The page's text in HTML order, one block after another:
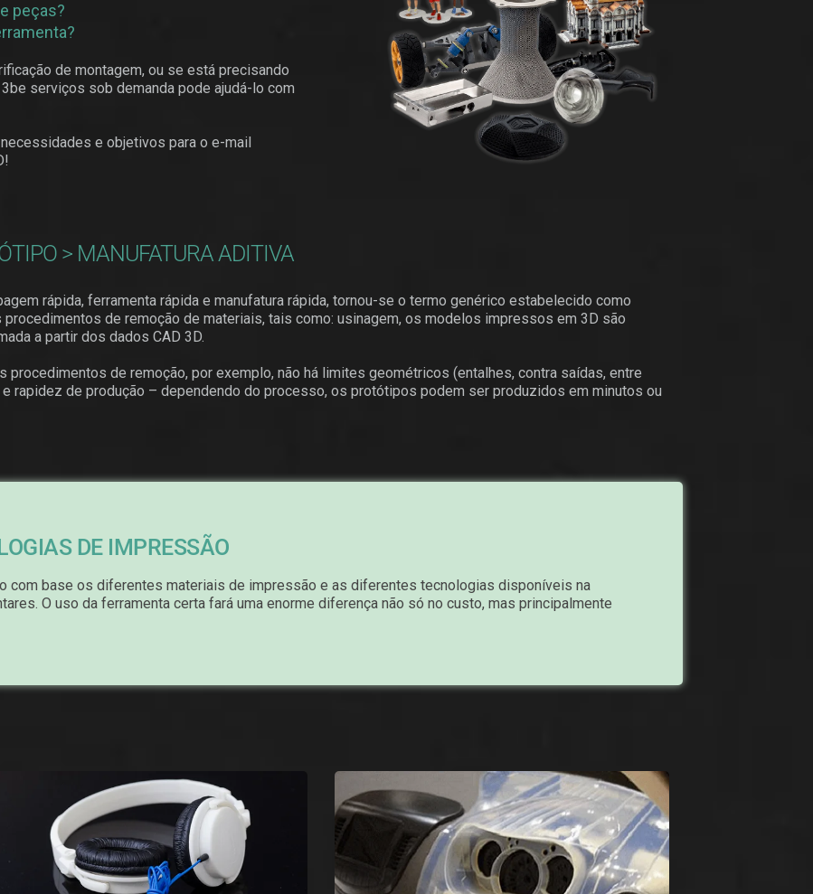
peças?
de montagem, ou se está precisando
serviços sob demanda pode ajudá-lo com
e objetivos para o e-mail
> MANUFATURA ADITIVA
rápida, ferramenta rápida e manufatura rápida, tornou-se o termo genérico estabelecido como
procedimentos de remoção de materiais, tais como: usinagem, os modelos impressos em 3D são
a partir dos dados CAD 3D.
de remoção, por exemplo, não há limites geométricos (entalhes, contra saídas, entre
rapidez de produção – dependendo do processo, os protótipos podem ser produzidos em minutos ou
DE IMPRESSÃO
com base os diferentes materiais de impressão e as diferentes tecnologias disponíveis na
O uso da ferramenta certa fará uma enorme diferença não só no custo, mas principalmente